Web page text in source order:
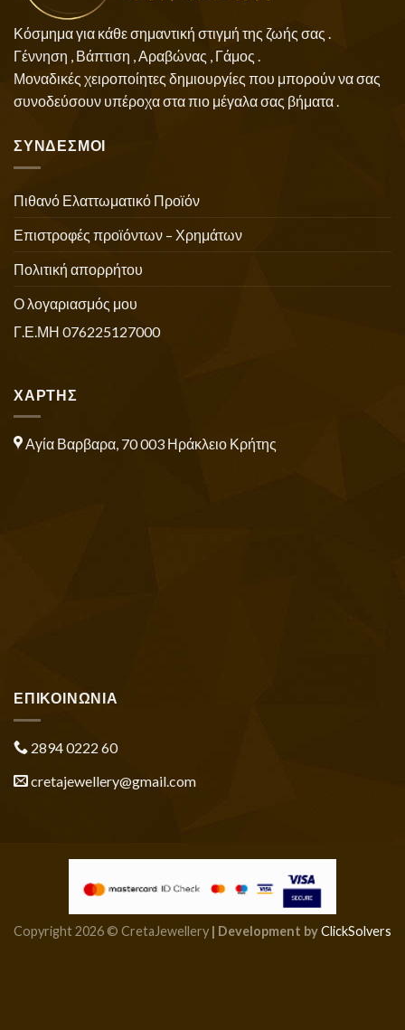
Κόσμημα για κάθε σημαντική στιγμή της ζωής σας .
Γέννηση , Βάπτιση , Αραβώνας , Γάμος .
Μοναδικές χειροποίητες δημιουργίες που μπορούν να σας
συνοδεύσουν υπέροχα στα πιο μέγαλα σας βήματα .
ΣΥΝΔΕΣΜΟΙ
Πιθανό Ελαττωματικό Προϊόν
Επιστροφές προϊόντων – Χρημάτων
Πολιτική απορρήτου
Ο λογαριασμός μου
Γ.Ε.ΜΗ 076225127000
ΧΑΡΤΗΣ
Αγία Βαρβαρα, 70 003 Ηράκλειο Κρήτης
ΕΠΙΚΟΙΝΩΝΙΑ
2894 0222 60
cretajewellery@gmail.com
Copyright 2026 © CretaJewellery | Development byClickSolvers